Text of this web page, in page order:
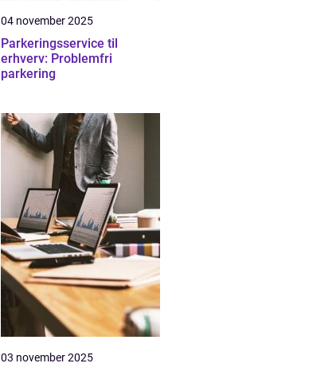
04 november 2025
Parkeringsservice til
erhverv: Problemfri
parkering
03 november 2025